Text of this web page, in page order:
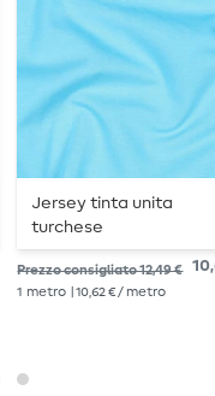
Jersey tinta unita
turchese
Prezzo consigliato 12,49 €
1 metro | 10,62 € / metro